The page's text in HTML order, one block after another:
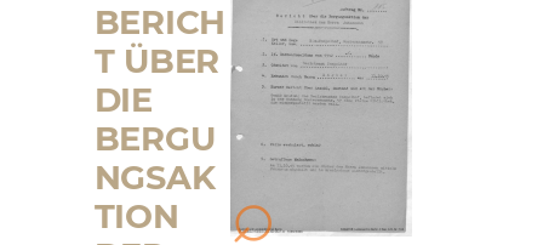
BERICH
T ÜBER
DIE
BERGU
NGSAK
TION